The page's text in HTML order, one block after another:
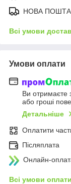
НОВА ПОШТА
Всі умови
Умови оплати
Ви отримаєте
або гроші
Детальніше
Оплатити
Післяплата
Онлайн-
Всі умови оплати